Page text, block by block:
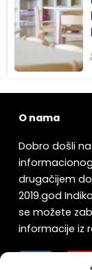
O nama
Dobro došli
drugačijem
2019.god
se možete
informacije iz
F